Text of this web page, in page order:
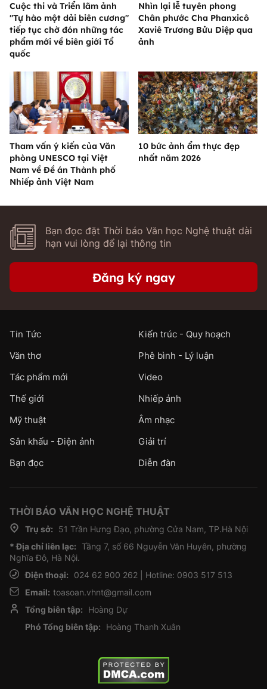
Cuộc thi và Triển lãm ảnh
"Tự hào một dải biên cương"
tiếp tục chờ đón những tác
phẩm mới về biên giới Tổ
quốc
Nhìn lại lễ tuyên phong
Chân phước Cha Phanxicô
Xaviê Trương Bửu Diệp qua
ảnh
Tham vấn ý kiến của Văn
phòng UNESCO tại Việt
Nam về Đề án Thành phố
Nhiếp ảnh Việt Nam
10 bức ảnh ẩm thực đẹp
nhất năm 2026
Bạn đọc đặt Thời báo Văn học Nghệ thuật dài
hạn vui lòng để lại thông tin
Đăng ký ngay
Tin Tức
Kiến trúc - Quy hoạch
Văn thơ
Phê bình - Lý luận
Tác phẩm mới
Video
Thế giới
Nhiếp ảnh
Mỹ thuật
Âm nhạc
Sân khấu - Điện ảnh
Giải trí
Bạn đọc
Diễn đàn
THỜI BÁO VĂN HỌC NGHỆ THUẬT
Trụ sở:
51 Trần Hưng Đạo, phường Cửa Nam, TP.Hà Nội
* Địa chỉ liên lạc: Tầng 7, số 66 Nguyễn Văn Huyên, phường
Nghĩa Đô, Hà Nội.
Điện thoại:
024 62 900 262 | Hotline: 0903 517 513
Email: toasoan.vhnt@gmail.com
Tổng biên tập:
Hoàng Dự
Phó Tổng biên tập:
Hoàng Thanh Xuân